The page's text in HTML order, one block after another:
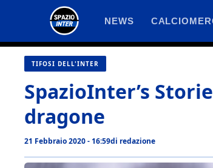
contenuto
NEWS
TIFOSI DELL'INTER
SpazioInter’s
dragone
21 Febbraio 2020 - 16:59di redazione